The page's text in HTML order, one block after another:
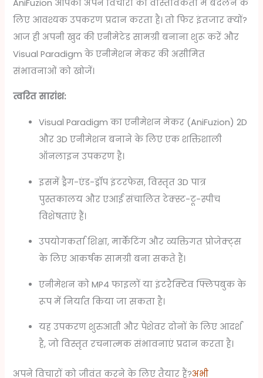
AniFuzion आपको अपने विचारों को वास्तविकता में बदलने के
लिए आवश्यक उपकरण प्रदान करता है। तो फिर इंतजार क्यों?
आज ही अपनी खुद की एनीमेटेड सामग्री बनाना शुरू करें और
Visual Paradigm के एनीमेशन मेकर की असीमित
संभावनाओं को खोजें।
त्वरित सारांश:
Visual Paradigm का एनीमेशन मेकर (AniFuzion) 2D
और 3D एनीमेशन बनाने के लिए एक शक्तिशाली
ऑनलाइन उपकरण है।
इसमें ड्रैग-एंड-ड्रॉप इंटरफेस, विस्तृत 3D पात्र
पुस्तकालय और एआई संचालित टेक्स्ट-टू-स्पीच
विशेषताएं हैं।
उपयोगकर्ता शिक्षा, मार्केटिंग और व्यक्तिगत प्रोजेक्ट्स
के लिए आकर्षक सामग्री बना सकते हैं।
एनीमेशन को MP4 फाइलों या इंटरैक्टिव फ्लिपबुक के
रूप में निर्यात किया जा सकता है।
यह उपकरण शुरुआती और पेशेवर दोनों के लिए आदर्श
है, जो विस्तृत रचनात्मक संभावनाएं प्रदान करता है।
अपने विचारों को जीवंत करने के लिए तैयार हैं?अभी